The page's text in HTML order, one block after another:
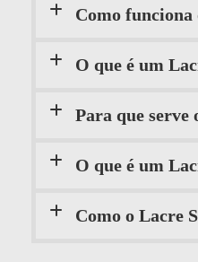
Como
O que é um
Para que serve
O que é um
Como o Lacre